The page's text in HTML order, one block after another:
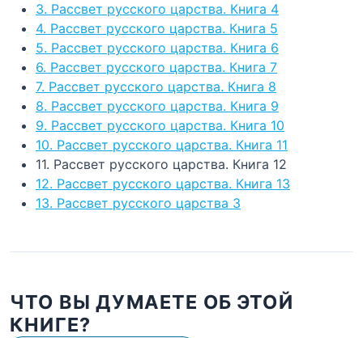
3. Рассвет русского царства. Книга 4
4. Рассвет русского царства. Книга 5
5. Рассвет русского царства. Книга 6
6. Рассвет русского царства. Книга 7
7. Рассвет русского царства. Книга 8
8. Рассвет русского царства. Книга 9
9. Рассвет русского царства. Книга 10
10. Рассвет русского царства. Книга 11
11. Рассвет русского царства. Книга 12
12. Рассвет русского царства. Книга 13
13. Рассвет русского царства 3
ЧТО ВЫ ДУМАЕТЕ ОБ ЭТОЙ
КНИГЕ?